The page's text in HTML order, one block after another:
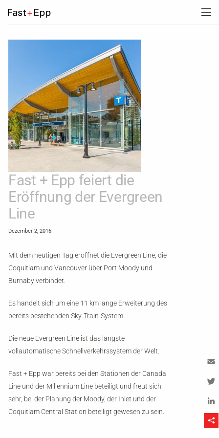
UNTERNEHMEN
PORTFOLIO
NEWS
KARRIERE
KONTAKT
Fast + Epp feiert die
Eröffnung der Evergreen
Line
Dezember 2, 2016
Mit dem heutigen Tag eröffnet die Evergreen Line, die
Coquitlam und Vancouver über Port Moody und
Burnaby verbindet.
Es handelt sich um eine 11 km lange Erweiterung des
bereits bestehenden Sky-Train-System.
Die neue Evergreen Line ist das längste
vollautomatische Schnellverkehrssystem der Welt.
Fast + Epp war bereits bei den Stationen der Canada
Line und der Millennium Line beteiligt und freut sich
sehr, bei der Planung der Moody, der Inlet und der
Coquitlam Central Station beteiligt gewesen zu sein.